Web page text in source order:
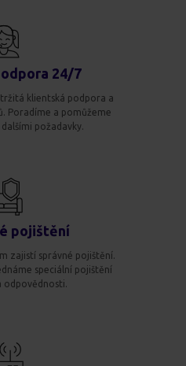
24/7
klientská podpora a
Poradíme a pomůžeme
požadavky.
pojištění
zajistí správné pojištění.
speciální pojištění
odpovědnosti.